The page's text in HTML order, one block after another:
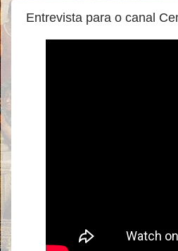
Entrevista para o canal